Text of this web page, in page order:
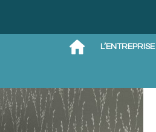
L’ENTREPRISE